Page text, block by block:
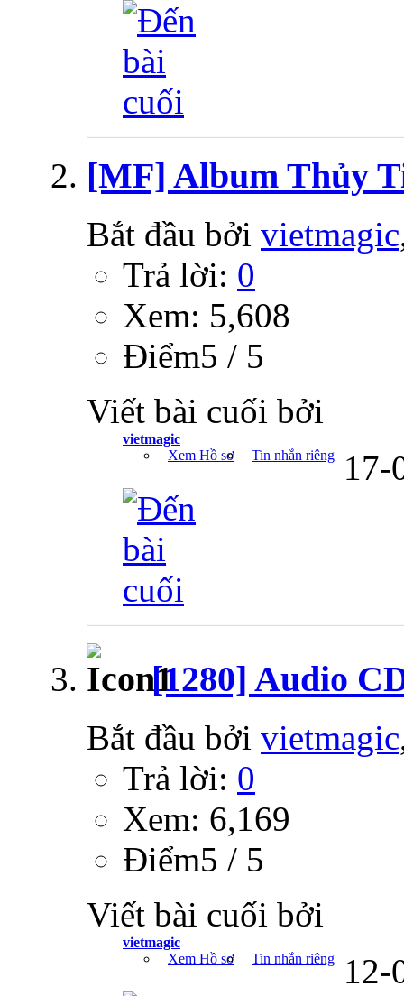
[MF] Album Thủy
Bắt đầu bởi vietmagic
Trả lời: 0
Xem: 5,608
Ðiểm5 / 5
Viết bài cuối bởi
vietmagic
Xem Hồ sơ
Tin nhắn riêng
[1280] Audio
Bắt đầu bởi vietmagic
Trả lời: 0
Xem: 6,169
Ðiểm5 / 5
Viết bài cuối bởi
vietmagic
Xem Hồ sơ
Tin nhắn riêng